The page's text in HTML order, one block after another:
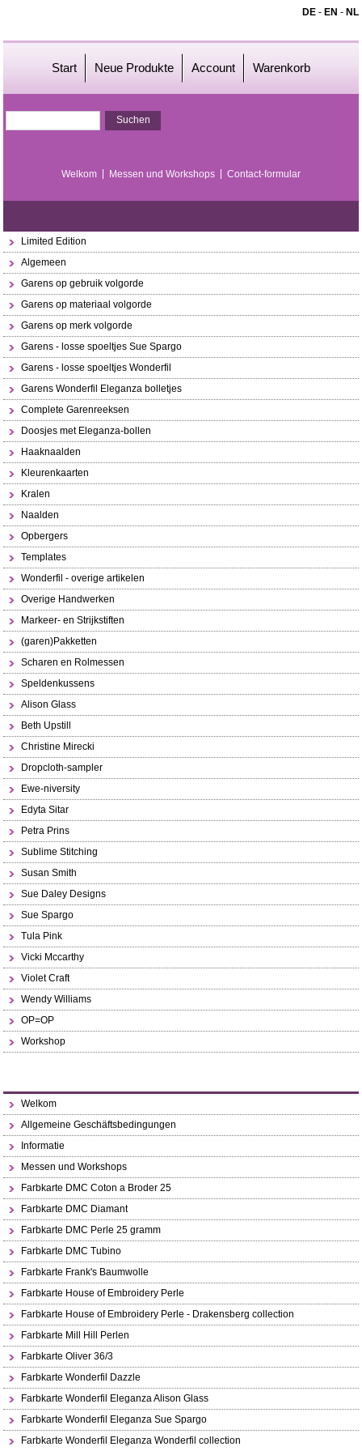
DE- EN - NL
Start Neue Produkte Account Warenkorb
Welkom Messen und Workshops Contact-formular
Limited Edition
Algemeen
Garens op gebruik volgorde
Garens op materiaal volgorde
Garens op merk volgorde
Garens - losse spoeltjes Sue Spargo
Garens - losse spoeltjes Wonderfil
Garens Wonderfil Eleganza bolletjes
Complete Garenreeksen
Doosjes met Eleganza-bollen
Haaknaalden
Kleurenkaarten
Kralen
Naalden
Opbergers
Templates
Wonderfil - overige artikelen
Overige Handwerken
Markeer- en Strijkstiften
(garen)Pakketten
Scharen en Rolmessen
Speldenkussens
Alison Glass
Beth Upstill
Christine Mirecki
Dropcloth-sampler
Ewe-niversity
Edyta Sitar
Petra Prins
Sublime Stitching
Susan Smith
Sue Daley Designs
Sue Spargo
Tula Pink
Vicki Mccarthy
Violet Craft
Wendy Williams
OP=OP
Workshop
Welkom
Allgemeine Geschäftsbedingungen
Informatie
Messen und Workshops
Farbkarte DMC Coton a Broder 25
Farbkarte DMC Diamant
Farbkarte DMC Perle 25 gramm
Farbkarte DMC Tubino
Farbkarte Frank's Baumwolle
Farbkarte House of Embroidery Perle
Farbkarte House of Embroidery Perle - Drakensberg collection
Farbkarte Mill Hill Perlen
Farbkarte Oliver 36/3
Farbkarte Wonderfil Dazzle
Farbkarte Wonderfil Eleganza Alison Glass
Farbkarte Wonderfil Eleganza Sue Spargo
Farbkarte Wonderfil Eleganza Wonderfil collection